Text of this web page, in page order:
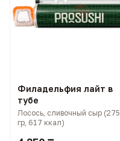
Филадельфия лайт в
тубе
Лосось, сливочный сыр (275
гр, 617 ккал)